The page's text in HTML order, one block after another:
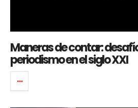
Maneras de contar:
periodismo en el siglo XXI